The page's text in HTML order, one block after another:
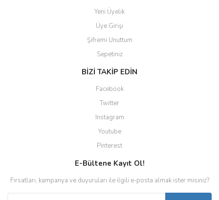
Yeni Üyelik
Üye Girişi
Şifremi Unuttum
Sepetiniz
BİZİ TAKİP EDİN
Facebook
Twitter
Instagram
Youtube
Pinterest
E-Bültene Kayıt Ol!
Fırsatları, kampanya ve duyuruları ile ilgili e-posta almak ister misiniz?